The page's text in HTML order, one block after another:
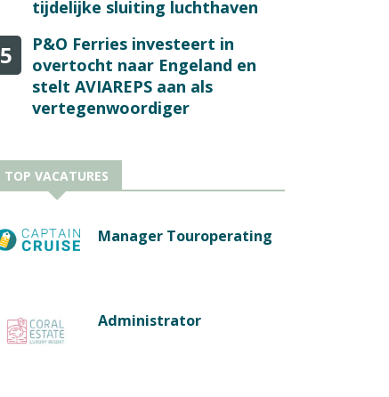
tijdelijke sluiting luchthaven
5
P&O Ferries investeert in
overtocht naar Engeland en
stelt AVIAREPS aan als
vertegenwoordiger
TOP VACATURES
Manager Touroperating
Administrator